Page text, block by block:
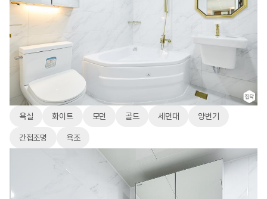
욕실 화이트 모던 골드 세면대 양변기
간접조명 욕조